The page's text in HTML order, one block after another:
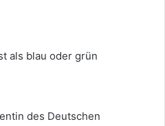
als blau oder grün
des Deutschen